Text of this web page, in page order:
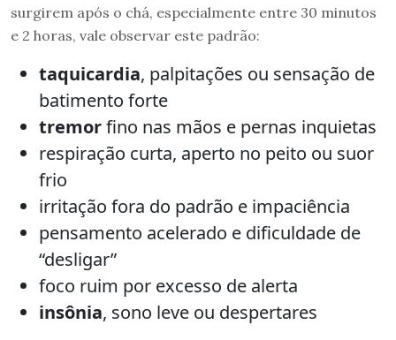
surgirem após o chá, especialmente entre 30 minutos
e 2 horas, vale observar este padrão:
taquicardia, palpitações ou sensação de
batimento forte
tremorfino nas mãos e pernas inquietas
respiração curta, aperto no peito ou suor
frio
irritação fora do padrão e impaciência
pensamento acelerado e dificuldade de
“desligar”
foco ruim por excesso de alerta
insônia, sono leve ou despertares